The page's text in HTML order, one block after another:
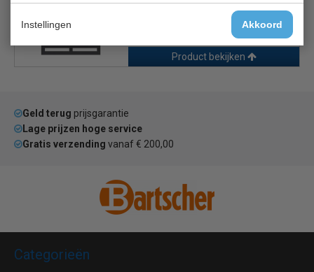
Instellingen Akkoord
€ 29,00
Product bekijken
Geld terug prijsgarantie
Lage prijzen hoge service
Gratis verzending vanaf € 200,00
Categorieën